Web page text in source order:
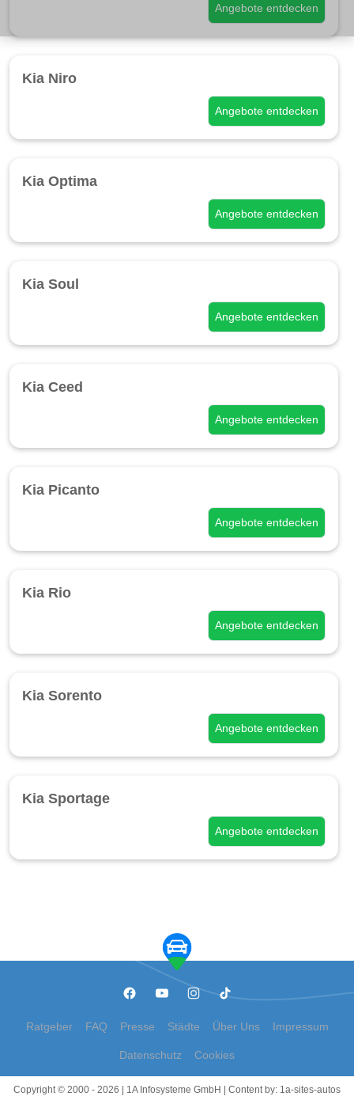
Angebote entdecken
Kia Niro
Angebote entdecken
Kia Optima
Angebote entdecken
Kia Soul
Angebote entdecken
Kia Ceed
Angebote entdecken
Kia Picanto
Angebote entdecken
Kia Rio
Angebote entdecken
Kia Sorento
Angebote entdecken
Kia Sportage
Angebote entdecken
Ratgeber FAQ Presse Städte Über Uns Impressum
Datenschutz Cookies
Copyright © 2000 - 2026 | 1A Infosysteme GmbH | Content by: 1a-sites-autos